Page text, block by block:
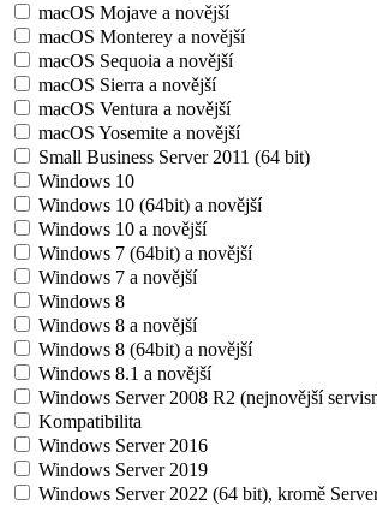
macOS Mojave a novější
macOS Monterey a novější
macOS Sequoia a novější
macOS Sierra a novější
macOS Ventura a novější
macOS Yosemite a novější
Small Business Server 2011 (64 bit)
Windows 10
Windows 10 (64bit) a novější
Windows 10 a novější
Windows 7 (64bit) a novější
Windows 7 a novější
Windows 8
Windows 8 a novější
Windows 8 (64bit) a novější
Windows 8.1 a novější
Windows Server 2008 R2 (nejnovější
Kompatibilita
Windows Server 2016
Windows Server 2019
Windows Server 2022 (64 bit), kromě